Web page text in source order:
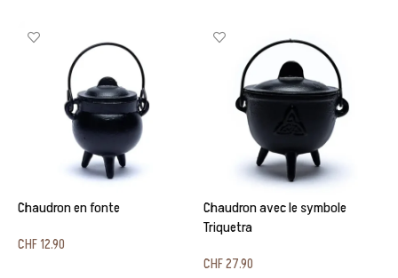
Chaudron en fonte
CHF12.90
Chaudron avec le symbole
Triquetra
CHF27.90